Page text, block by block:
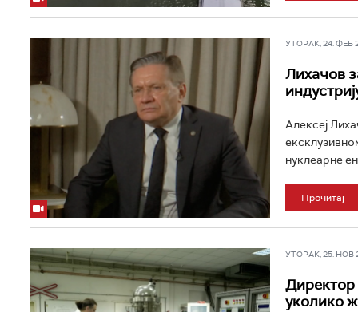
УТОРАК, 24. ФЕБ
Лихачов
Алексеј
нуклеарне
Прочитај
УТОРАК, 25. НОВ
Директор
уколико